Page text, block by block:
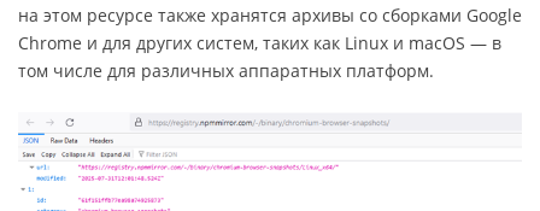
на этом ресурсе также хранятся архивы со сборками Google
Chrome и для других систем, таких как Linux и macOS — в
том числе для различных аппаратных платформ.